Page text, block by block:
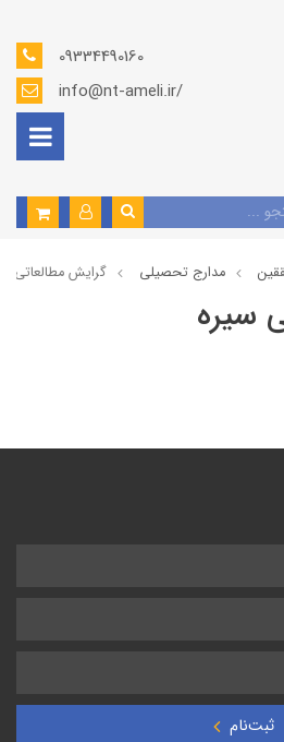
09334490160
info@nt-ameli.ir/
مدارج تحصیلی گرايش مطالعاتي
سیره
ثبت‌نام